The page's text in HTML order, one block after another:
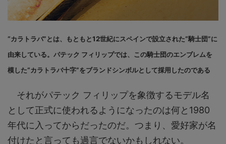
“カラトラバ”とは、もともと12世紀にスペインで設立された“騎士団”に
由来している。パテック フィリップでは、この騎士団のエンブレムを
模した“カラトラバ十字”をブランドシンボルとして採用したのである
それがパテック フィリップを象徴するモデル名
として正式に使われるようになったのは何と1980
年代に入ってからだったのだ。つまり、愛好家が名
付けたと言っても過言でないかもしれない。